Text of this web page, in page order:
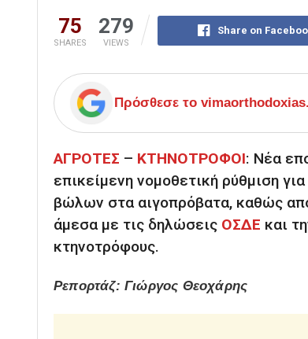
75
SHARES
279
VIEWS
Share on
Πρόσθεσε το
ΑΓΡΟΤΕΣ – ΚΤΗΝΟΤΡΟΦΟΙ: Νέα
επικείμενη νομοθετική ρύθμιση
βώλων στα αιγοπρόβατα, καθώς
άμεσα με τις δηλώσεις ΟΣΔΕ και
κτηνοτρόφους.
Ρεπορτάζ: Γιώργος Θεοχάρης